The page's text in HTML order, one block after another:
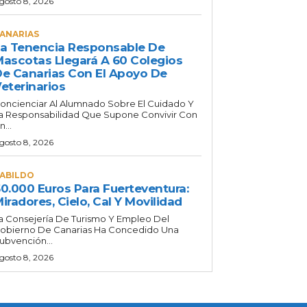
Tenencia Responsable De
Llegará A 60 Colegios
Canarias Con El Apoyo De
Al Alumnado Sobre El Cuidado Y
Responsabilidad Que Supone Convivir Con
8, 2026
Euros Para Fuerteventura:
Cielo, Cal Y Movilidad
Consejería De Turismo Y Empleo Del
De Canarias Ha Concedido Una
8, 2026